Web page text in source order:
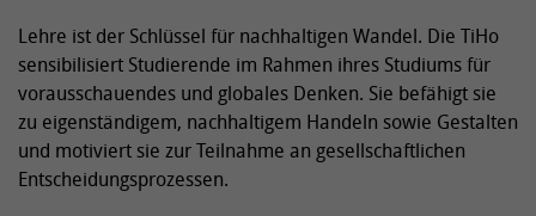
Lehre ist der Schlüssel für nachhaltigen Wandel. Die TiHo
sensibilisiert Studierende im Rahmen ihres Studiums für
vorausschauendes und globales Denken. Sie befähigt sie
zu eigenständigem, nachhaltigem Handeln sowie Gestalten
und motiviert sie zur Teilnahme an gesellschaftlichen
Entscheidungsprozessen.